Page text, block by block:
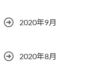
2020年9月
2020年8月